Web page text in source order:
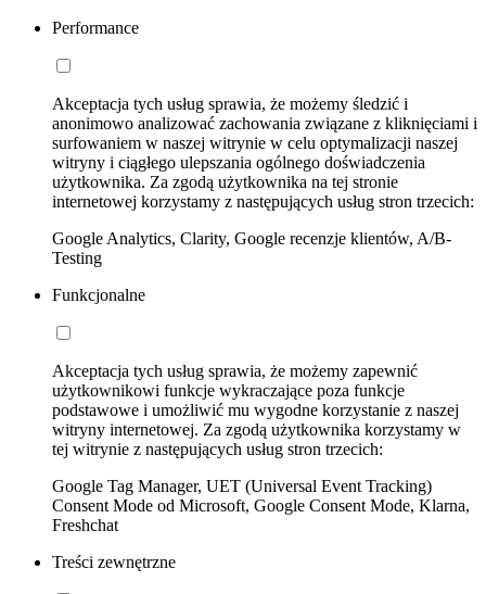
Performance
Akceptacja tych usług sprawia, że możemy śledzić i
anonimowo analizować zachowania związane z kliknięciami i
surfowaniem w naszej witrynie w celu optymalizacji naszej
witryny i ciągłego ulepszania ogólnego doświadczenia
użytkownika. Za zgodą użytkownika na tej stronie
internetowej korzystamy z następujących usług stron trzecich:
Google Analytics, Clarity, Google recenzje klientów, A/B-
Testing
Funkcjonalne
Akceptacja tych usług sprawia, że możemy zapewnić
użytkownikowi funkcje wykraczające poza funkcje
podstawowe i umożliwić mu wygodne korzystanie z naszej
witryny internetowej. Za zgodą użytkownika korzystamy w
tej witrynie z następujących usług stron trzecich:
Google Tag Manager, UET (Universal Event Tracking)
Consent Mode od Microsoft, Google Consent Mode, Klarna,
Freshchat
Treści zewnętrzne